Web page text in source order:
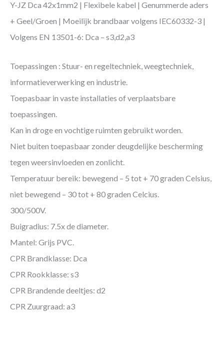
Y-JZ Dca 42x1mm2 | Flexibele kabel | Genummerde aders
+ Geel/Groen | Moeilijk brandbaar volgens IEC60332-3 |
Volgens EN 13501-6: Dca – s3,d2,a3
Toepassingen : Stuur- en regeltechniek, weegtechniek,
informatieverwerking en industrie.
Toepasbaar in vaste installaties of verplaatsbare
toepassingen.
Kan in droge en vochtige ruimten gebruikt worden.
Niet buiten toepasbaar zonder deugdelijke bescherming
tegen weersinvloeden en zonlicht.
Temperatuur bereik: bewegend – 5 tot + 70 graden Celsius,
niet bewegend – 30 tot + 80 graden Celcius.
300/500V.
Buigradius: 7.5x de diameter.
Mantel: Grijs PVC.
CPR Brandklasse: Dca
CPR Rookklasse: s3
CPR Brandende deeltjes: d2
CPR Zuurgraad: a3